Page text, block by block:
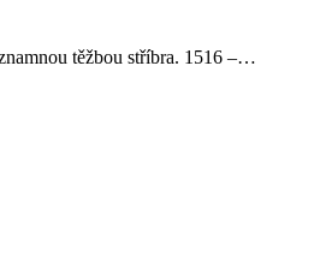
těžbou stříbra. 1516 –…